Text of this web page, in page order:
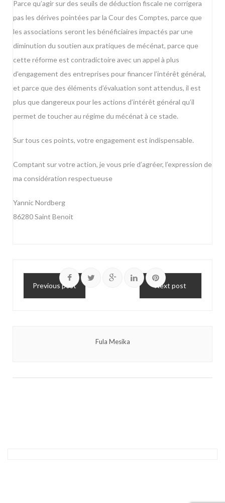
Parce qu’agir sur des seuils de déduction fiscale ne corrigera
pas les dérives pointées par la Cour des Comptes, parce que
les associations seront les bénéficiaires impactés par une
diminution du soutien aux pratiques de mécénat, parce que
cette réforme est contradictoire avec un appel à plus
d’engagement des entreprises pour financer l’intérêt général,
et parce que des éléments d’évaluation sont attendus, il est
plus que dangereux pour les actions d’intérêt général qu’il
permet de toucher au régime du mécénat à ce stade.
Sur tous ces points, votre engagement est indispensable.
Comptant sur votre action, je vous prie d’agréer, l’expression de
ma considération respectueuse
Yannic Nordberg
86280 Saint Benoit
Previous post Next post
Fula Mesika